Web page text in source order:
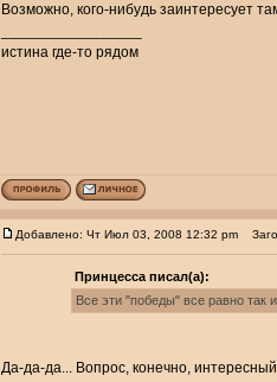
Возможно, кого-нибудь заинтересует
истина где-то рядом
Добавлено: Чт Июл 03, 2008 12:32 pm
Принцесса писал(а):
Все эти "победы" все равно так
Да-да-да... Вопрос, конечно,